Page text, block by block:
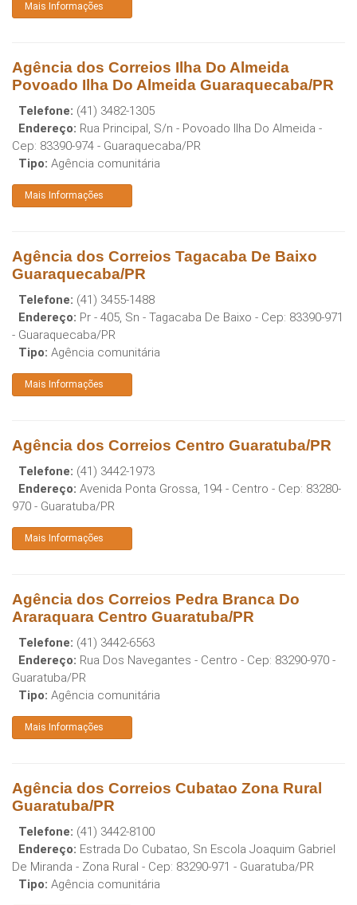
Mais Informações
Agência dos Correios Ilha Do Almeida
Povoado Ilha Do Almeida Guaraquecaba/PR
Telefone: (41) 3482-1305
Endereço: Rua Principal, S/n - Povoado Ilha Do Almeida -
Cep: 83390-974 - Guaraquecaba/PR
Tipo: Agência comunitária
Mais Informações
Agência dos Correios Tagacaba De Baixo
Guaraquecaba/PR
Telefone: (41) 3455-1488
Endereço: Pr - 405, Sn - Tagacaba De Baixo - Cep: 83390-971
- Guaraquecaba/PR
Tipo: Agência comunitária
Mais Informações
Agência dos Correios Centro Guaratuba/PR
Telefone: (41) 3442-1973
Endereço: Avenida Ponta Grossa, 194 - Centro - Cep: 83280-
970 - Guaratuba/PR
Mais Informações
Agência dos Correios Pedra Branca Do
Araraquara Centro Guaratuba/PR
Telefone: (41) 3442-6563
Endereço: Rua Dos Navegantes - Centro - Cep: 83290-970 -
Guaratuba/PR
Tipo: Agência comunitária
Mais Informações
Agência dos Correios Cubatao Zona Rural
Guaratuba/PR
Telefone: (41) 3442-8100
Endereço: Estrada Do Cubatao, Sn Escola Joaquim Gabriel
De Miranda - Zona Rural - Cep: 83290-971 - Guaratuba/PR
Tipo: Agência comunitária